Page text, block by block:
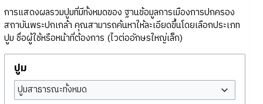
การแสดงผลรวมปูมที่มีทั้งหมดของ ฐานข้อมูลการเมืองการปกครอง
สถาบันพระปกเกล้า คุณสามารถค้นหาให้ละเอียดขึ้นโดยเลือกประเภท
ปูม ชื่อผู้ใช้หรือหน้าที่ต้องการ (ไวต่ออักษรใหญ่เล็ก)
ปูม
ปูมสาธารณะทั้งหมด